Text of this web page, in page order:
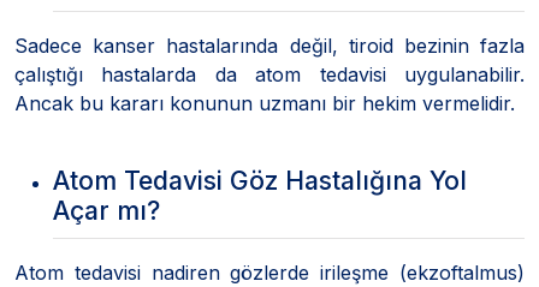
Sadece kanser hastalarında değil, tiroid bezinin fazla
çalıştığı hastalarda da atom tedavisi uygulanabilir.
Ancak bu kararı konunun uzmanı bir hekim vermelidir.
Atom Tedavisi Göz Hastalığına Yol
Açar mı?
Atom tedavisi nadiren gözlerde irileşme (ekzoftalmus)